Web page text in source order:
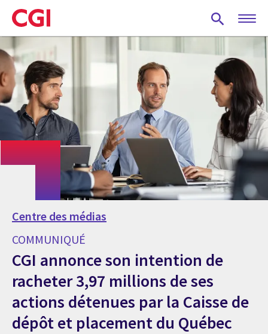
Skip
to
main
content
Centre des médias
COMMUNIQUÉ
CGI annonce son intention de
racheter 3,97 millions de ses
actions détenues par la Caisse de
dépôt et placement du Québec